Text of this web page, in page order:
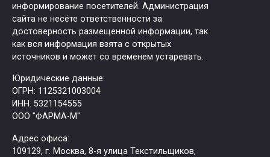
информирование посетителей. Администрация
сайта не несёте ответственности за
достоверность размещенной информации, так
как вся информация взята с открытых
источников и может со временем устаревать.
Юридические данные:
ОГРН: 1125321003004
ИНН: 5321154555
ООО "ФАРМА-М"
Адрес офиса:
109129, г. Москва, ​8-я улица Текстильщиков,